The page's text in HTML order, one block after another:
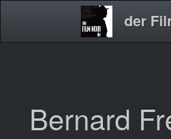
Direkt
der
Main
Bernard